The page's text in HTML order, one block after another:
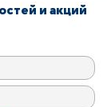
и акций